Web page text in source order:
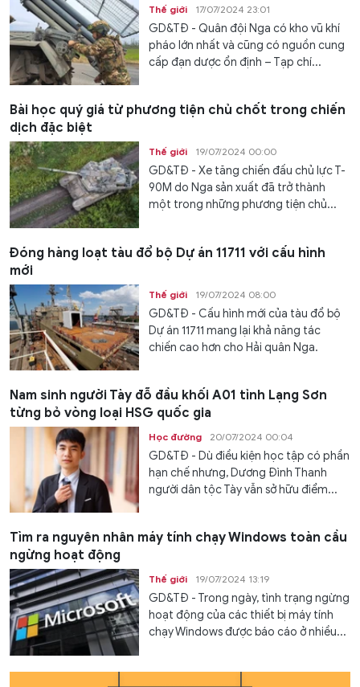
Thế giới 17/07/2024 23:01
GD&TĐ - Quân đội Nga có kho vũ khí
pháo lớn nhất và cũng có nguồn cung
cấp đạn dược ổn định – Tạp chí...
Bài học quý giá từ phương tiện chủ chốt trong chiến
dịch đặc biệt
Thế giới 19/07/2024 00:00
GD&TĐ - Xe tăng chiến đấu chủ lực T-
90M do Nga sản xuất đã trở thành
một trong những phương tiện chủ...
Đóng hàng loạt tàu đổ bộ Dự án 11711 với cấu hình
mới
Thế giới 19/07/2024 08:00
GD&TĐ - Cấu hình mới của tàu đổ bộ
Dự án 11711 mang lại khả năng tác
chiến cao hơn cho Hải quân Nga.
Nam sinh người Tày đỗ đầu khối A01 tỉnh Lạng Sơn
từng bỏ vòng loại HSG quốc gia
Học đường 20/07/2024 00:04
GD&TĐ - Dù điều kiện học tập có phần
hạn chế nhưng, Dương Đình Thanh
người dân tộc Tày vẫn sở hữu điểm...
Tìm ra nguyên nhân máy tính chạy Windows toàn cầu
ngừng hoạt động
Thế giới 19/07/2024 13:19
GD&TĐ - Trong ngày, tình trạng ngừng
hoạt động của các thiết bị máy tính
chạy Windows được báo cáo ở nhiều...